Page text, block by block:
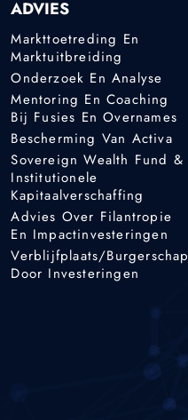
ADVIES
Markttoetreding En
Marktuitbreiding
Onderzoek En Analyse
Mentoring En Coaching
Bij Fusies En Overnames
Bescherming Van Activa
Sovereign Wealth Fund &
Institutionele
Kapitaalverschaffing
Advies Over Filantropie
En Impactinvesteringen
Verblijfplaats/burgerschap
Door Investeringen